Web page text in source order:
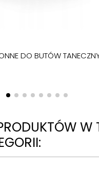
DO BUTÓW
W